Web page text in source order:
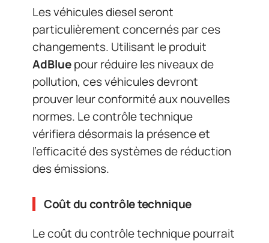
Les véhicules diesel seront
particulièrement concernés par ces
changements. Utilisant le produit
AdBluepour réduire les niveaux de
pollution, ces véhicules devront
prouver leur conformité aux nouvelles
normes. Le contrôle technique
vérifiera désormais la présence et
l’efficacité des systèmes de réduction
des émissions.
Coût du contrôle technique
Le coût du contrôle technique pourrait